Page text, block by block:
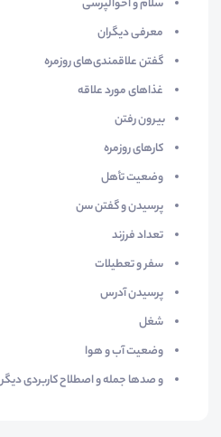
سلام و احوالپرسی
معرفی دیگران
گفتن علاقمندی‌های روزمره
غذاهای مورد علاقه
بیرون رفتن
کارهای روزمره
وضعیت تأهل
پرسیدن و گفتن سن
تعداد فرزند
سفر و تعطیلات
پرسیدن آدرس
شغل
وضعیت آب و هوا
و صدها جمله و اصطلاح کاربردی دیگر